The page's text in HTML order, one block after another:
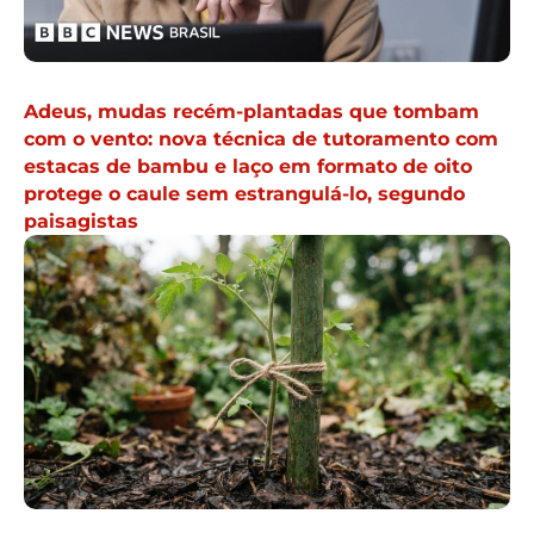
Adeus, mudas recém-plantadas que tombam
com o vento: nova técnica de tutoramento com
estacas de bambu e laço em formato de oito
protege o caule sem estrangulá-lo, segundo
paisagistas